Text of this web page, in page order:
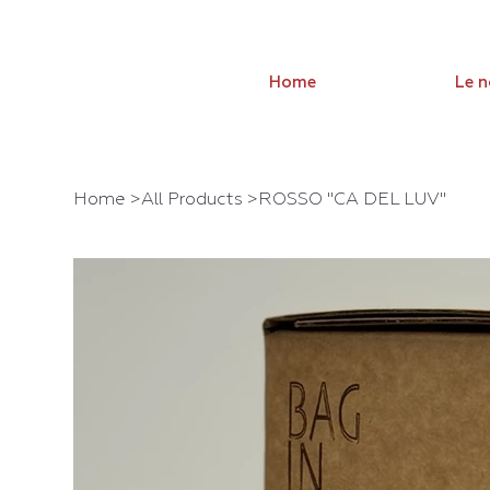
Home Le
Home >All Products > ROSSO "CA DEL LUV"